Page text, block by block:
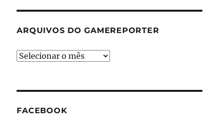
ARQUIVOS DO GAMEREPORTER
Arquivos
FACEBOOK